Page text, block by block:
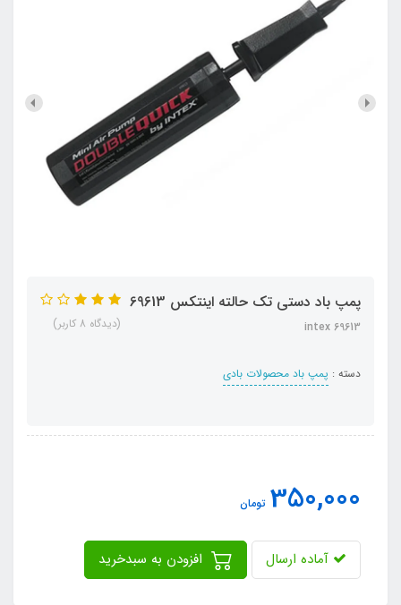
پمپ باد دستی تک حالته اینتکس 69613
intex 69613
دسته : پمپ باد محصولات بادی
(دیدگاه 8 کاربر)
350,000 تومان
آماده ارسال